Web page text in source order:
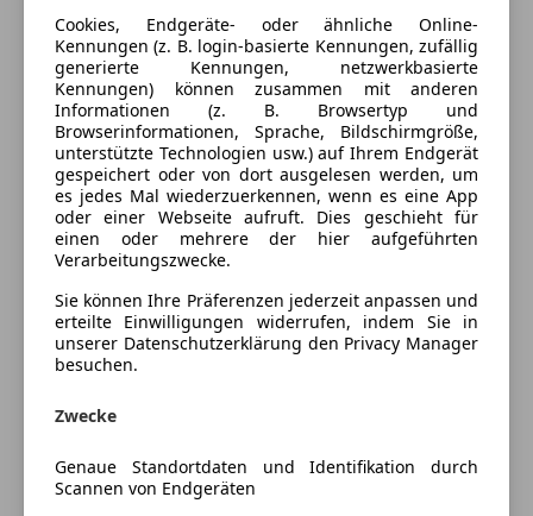
Elektrische Sitze
Klimaautomatik
Lederlenkrad
Regensensor
Unterhaltung/Media
Bordcomputer
CD
Freisprecheinrichtung
ABS
Alarmanlage
ESP
Fernlichtassistent
Isofix
Lackierung
Metallic
Fahrzeugbeschreibung
www.kfz-warner.at
Serienausstattungen:
*Bremsenergierückgewinnung
*Bremsscheiben vorn und hinten, innenbelüftet
*Center-Lock-Schalter
*Dynamische Bremsleuchten
Cookies, Endgeräte- oder ähnliche Online-
Kennungen (z. B. login-basierte Kennungen, zufällig
generierte Kennungen, netzwerkbasierte
Kennungen) können zusammen mit anderen
Informationen (z. B. Browsertyp und
Browserinformationen, Sprache, Bildschirmgröße,
unterstützte Technologien usw.) auf Ihrem Endgerät
gespeichert oder von dort ausgelesen werden, um
es jedes Mal wiederzuerkennen, wenn es eine App
oder einer Webseite aufruft. Dies geschieht für
einen oder mehrere der hier aufgeführten
Verarbeitungszwecke.
Sie können Ihre Präferenzen jederzeit anpassen und
erteilte Einwilligungen widerrufen, indem Sie in
unserer Datenschutzerklärung den Privacy Manager
besuchen.
Zwecke
Genaue Standortdaten und Identifikation durch
Scannen von Endgeräten